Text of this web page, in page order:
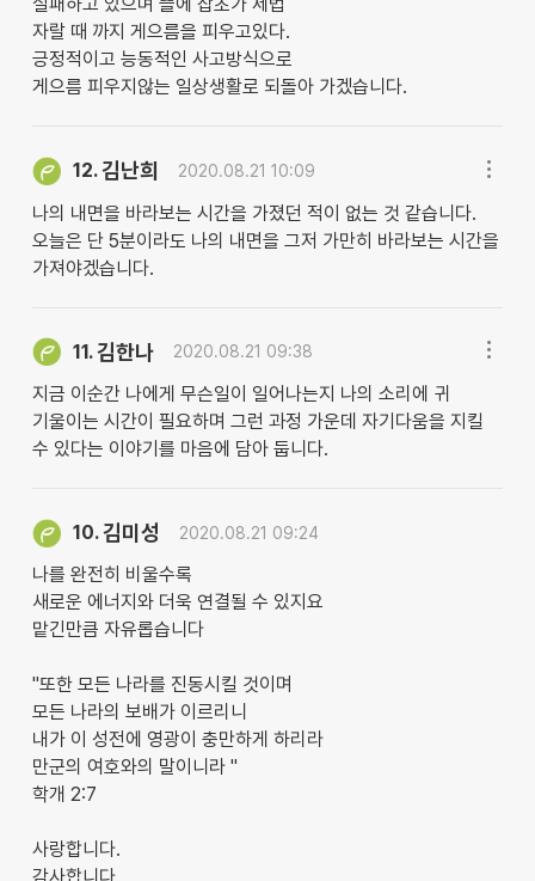
실패하고 있으며 뜰에 잡초가 제법
자랄 때 까지 게으름을 피우고있다.
긍정적이고 능동적인 사고방식으로
게으름 피우지않는 일상생활로 되돌아 가겠습니다.
12.김난희 2020.08.21 10:09
나의 내면을 바라보는 시간을 가졌던 적이 없는 것 같습니다.
오늘은 단 5분이라도 나의 내면을 그저 가만히 바라보는 시간을
가져야겠습니다.
11.김한나 2020.08.21 09:38
지금 이순간 나에게 무슨일이 일어나는지 나의 소리에 귀
기울이는 시간이 필요하며 그런 과정 가운데 자기다움을 지킬
수 있다는 이야기를 마음에 담아 둡니다.
10.김미성 2020.08.21 09:24
나를 완전히 비울수록
새로운 에너지와 더욱 연결될 수 있지요
맡긴만큼 자유롭습니다
"또한 모든 나라를 진동시킬 것이며
모든 나라의 보배가 이르리니
내가 이 성전에 영광이 충만하게 하리라
만군의 여호와의 말이니라 "
학개 2:7
사랑합니다.